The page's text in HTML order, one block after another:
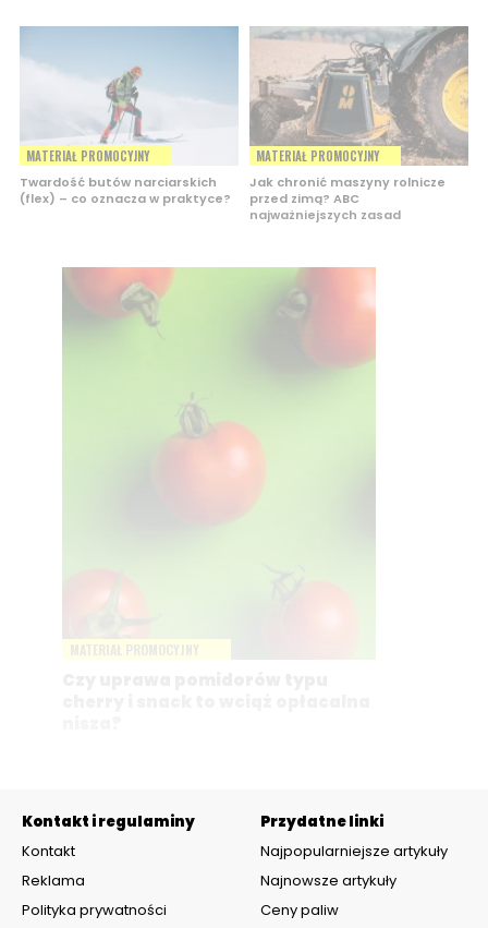
MATERIAŁ PROMOCYJNY
Twardość butów narciarskich
(flex) – co oznacza w praktyce?
MATERIAŁ PROMOCYJNY
Jak chronić maszyny rolnicze
przed zimą? ABC
najważniejszych zasad
Kontakt i regulaminy
Kontakt
Reklama
Polityka prywatności
Przydatne linki
Najpopularniejsze artykuły
Najnowsze artykuły
Ceny paliw